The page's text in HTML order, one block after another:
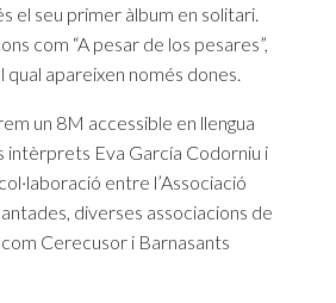
el seu primer àlbum en solitari.
com “A pesar de los pesares”,
qual apareixen només dones.
un 8M accessible en llengua
intèrprets Eva García Codorniu i
entre l’Associació
diverses associacions de
Cerecusor i Barnasants